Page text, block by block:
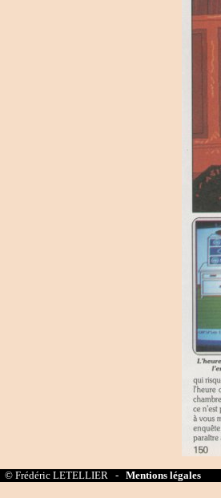
© Frédéric LETELLIER - Mentions légales